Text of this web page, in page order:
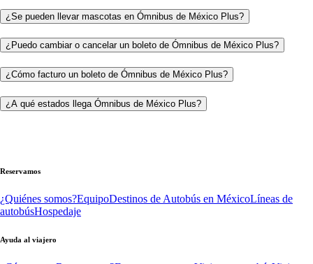
¿Se pueden llevar mascotas en Ómnibus de México Plus?
¿Puedo cambiar o cancelar un boleto de Ómnibus de México Plus?
¿Cómo facturo un boleto de Ómnibus de México Plus?
¿A qué estados llega Ómnibus de México Plus?
Reservamos
¿Quiénes somos?EquipoDestinos de Autobús en MéxicoLíneas de
autobúsHospedaje
Ayuda al viajero